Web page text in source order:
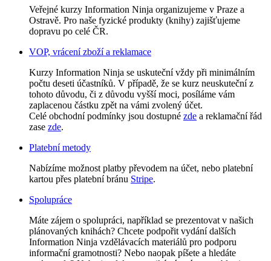
Veřejné kurzy Information Ninja organizujeme v Praze a
Ostravě. Pro naše fyzické produkty (knihy) zajišťujeme
dopravu po celé ČR.
VOP, vrácení zboží a reklamace
Kurzy Information Ninja se uskuteční vždy při minimálním
počtu deseti účastníků. V případě, že se kurz neuskuteční z
tohoto důvodu, či z důvodu vyšší moci, posíláme vám
zaplacenou částku zpět na vámi zvolený účet.
Celé obchodní podmínky jsou dostupné zde a reklamační řád
zase zde.
Platební metody
Nabízíme možnost platby převodem na účet, nebo platební
kartou přes platební bránu Stripe.
Spolupráce
Máte zájem o spolupráci, například se prezentovat v našich
plánovaných knihách? Chcete podpořit vydání dalších
Information Ninja vzdělávacích materiálů pro podporu
informační gramotnosti? Nebo naopak píšete a hledáte